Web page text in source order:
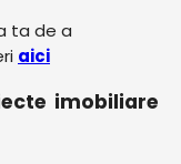
ta de a
aici
imobiliare